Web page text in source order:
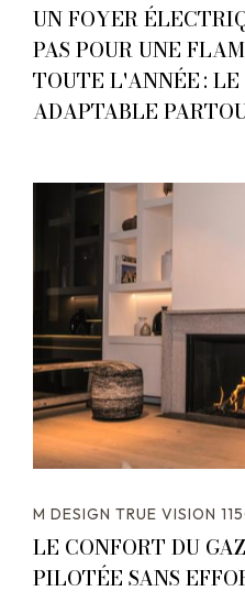
UN FOYER
PAS POUR UNE
TOUTE L'ANNÉE : LE
ADAPTABLE
M DESIGN TRUE VISION
LE CONFORT DU
PILOTÉE SANS